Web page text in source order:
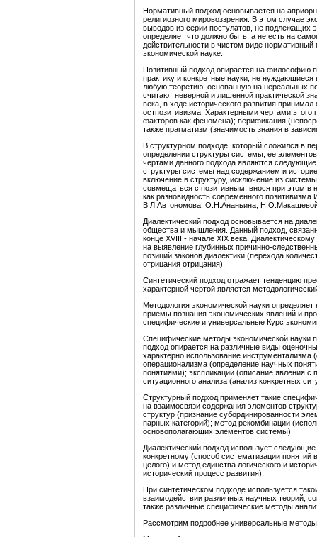
Нормативный подход основывается на
религиозного мировоззрения. В этом случае
выводов из серии постулатов, не подлежащих
определяет что должно быть, а не есть на
действительности в чистом виде
экономической науке.
Позитивный подход опирается на философию
практику и конкретные науки, не
любую теоретию, основанную на нереальных
считают неверной и лишенной практической
века, в ходе исторического развития
остпозитивизма. Характерными чертами
факторов как феномена); верификация
также прагматизм (значимость знания в
В структурном подходе, который сложился в
определении структуры системы, ее
чертами данного подхода являются
структуры системы над содержанием и
включение в структуру, исключение из
совмещаться с позитивным, внося при этом в
как разновидность современного
В.Л.Автономова, О.Н.Ананьина,
Диалектический подход основывается на
общества и мышления. Данный подход,
конце XVIII - начале XIX века.
на выявление глубинных причинно-
позиций законов диалектики (перехода
отрицания отрицания).
Синтетический подход отражает тенденцию
характерной чертой является
Методология экономической науки
приемы познания экономических явлений и
специфические и универсальные Курс
Специфические методы экономической науки
подход опирается на различные виды
характерно использование
операционализма (определение научных
понятиями); экспликации (описание явления
ситуационного анализа (анализ конкретных
Структурный подход применяет такие
на взаимосвязи содержания элементов
структур (признание субординированности
парных категорий); метод рекомбинации
основополагающих элементов системы).
Диалектический подход использует
конкретному (способ систематизации понятий
целого) и метод единства логического и
исторический процесс развития).
При синтетическом подходе используется
взаимодействии различных научных теорий,
также различные специфические методы
Рассмотрим подробнее универсальные